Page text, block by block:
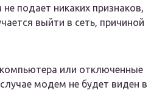
подает никаких признаков,
выйти в сеть, причиной
или отключенные
модем не будет виден в